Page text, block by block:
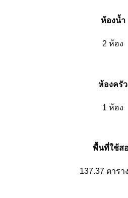
ห้องน้ำ
2 ห้อง
ห้องครัว
1 ห้อง
พื้นที่ใช้ส
137.37 ตารา